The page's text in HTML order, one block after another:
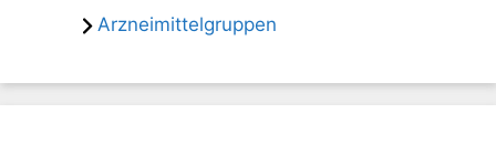
Arzneimittelgruppen